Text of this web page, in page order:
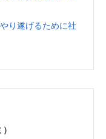
り遂げるために社